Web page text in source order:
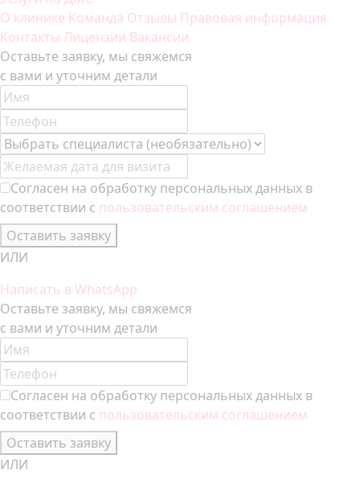
О клинике Команда Отзывы Правовая информация
Контакты Лицензии Вакансии
Оставьте заявку, мы свяжемся
с вами и уточним детали
Согласен на обработку персональных данных в
соответствии с пользовательским соглашением
Оставить заявку
ИЛИ
Написать в WhatsApp
Оставьте заявку, мы свяжемся
с вами и уточним детали
Согласен на обработку персональных данных в
соответствии с пользовательским соглашением
Оставить заявку
ИЛИ